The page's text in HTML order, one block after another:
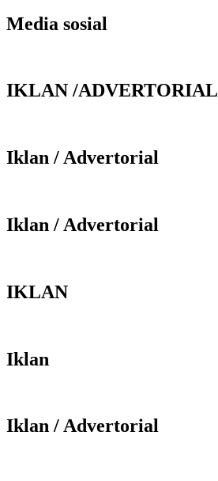
Media sosial
IKLAN /ADVERTORIAL
Iklan / Advertorial
Iklan / Advertorial
IKLAN
Iklan
Iklan / Advertorial